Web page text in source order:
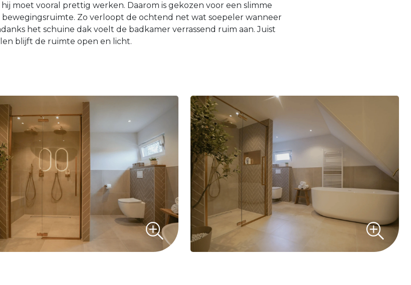
moet vooral prettig werken. Daarom is gekozen voor een slimme
Zo verloopt de ochtend net wat soepeler wanneer
het schuine dak voelt de badkamer verrassend ruim aan. Juist
blijft de ruimte open en licht.